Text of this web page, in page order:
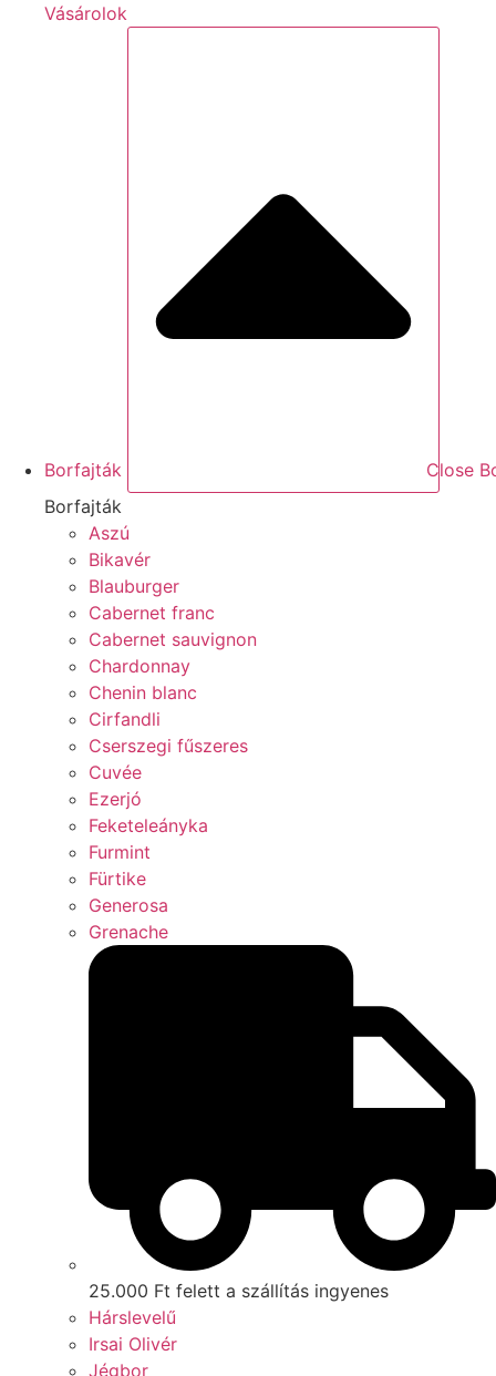
Vásárolok
Borfajták
Close
Borfajták
Aszú
Bikavér
Blauburger
Cabernet franc
Cabernet sauvignon
Chardonnay
Chenin blanc
Cirfandli
Cserszegi fűszeres
Cuvée
Ezerjó
Feketeleányka
Furmint
Fürtike
Generosa
Grenache
25.000 Ft felett a szállítás ingyenes
Hárslevelű
Irsai Olivér
Jégbor